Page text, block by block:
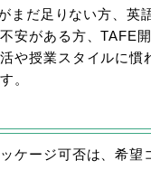
まだ足りない方、英
安がある方、TAFE
や授業スタイルに慣
。
ケージ可否は、希望